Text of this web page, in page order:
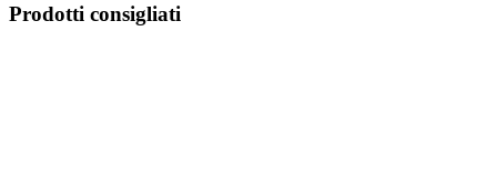
Prodotti consigliati